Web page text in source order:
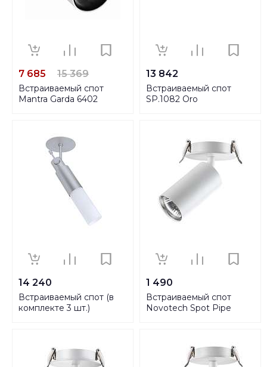
7 685 15 369
Встраиваемый спот
Mantra Garda 6402
13 842
Встраиваемый спот
SP.1082 Oro
14 240
Встраиваемый спот (в
комплекте 3 шт.)
1 490
Встраиваемый спот
Novotech Spot Pipe